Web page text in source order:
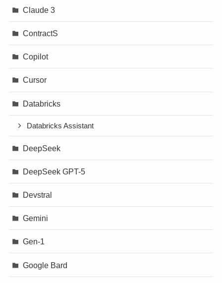
Claude 3
ContractS
Copilot
Cursor
Databricks
Databricks Assistant
DeepSeek
DeepSeek GPT-5
Devstral
Gemini
Gen-1
Google Bard